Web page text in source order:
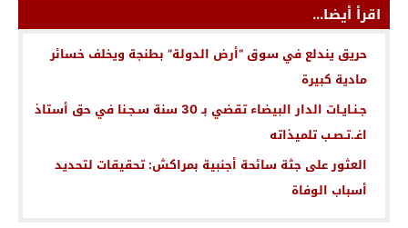
اقرأ أيضا...
حريق يندلع في سوق “أرض الدولة” بطنجة ويخلف خسائر
مادية كبيرة
جـنـايـات الدار البيضاء تقضي بـ 30 سنة سـجـنا في حق أستاذ
اغـ.تـصـب تلميذاته
العثور على جثة سائحة أجنبية بمراكش: تحقيقات لتحديد
أسباب الوفاة